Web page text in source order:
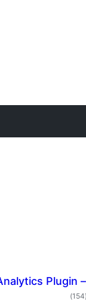
Plugin
(154
ئومۇمىي
دەرىجە)